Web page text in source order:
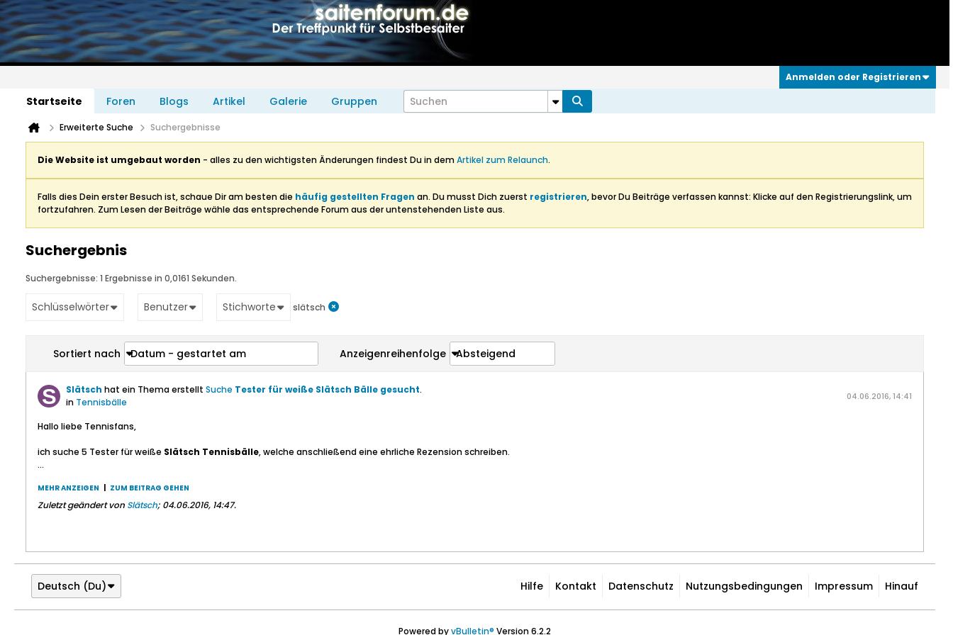
Anmelden oder Registrieren
Startseite Foren Blogs Artikel Galerie Gruppen
Erweiterte Suche Suchergebnisse
Die Website ist umgebaut worden - alles zu den wichtigsten Änderungen findest Du in demArtikel zum Relaunch.
Falls dies Dein erster Besuch ist, schaue Dir am besten die häufig gestellten Fragen an. Du musst Dich zuerst registrieren, bevor Du Beiträge verfassen kannst: Klicke auf den Registrierungslink, um
fortzufahren. Zum Lesen der Beiträge wähle das entsprechende Forum aus der untenstehenden Liste aus.
Suchergebnis
Suchergebnisse: 1 Ergebnisse in 0,0161 Sekunden.
Schlüsselwörter Benutzer Stichworte slätsch
Sortiert nach Datum - gestartet am Anzeigenreihenfolge Absteigend
Slätsch hat ein Thema erstellt Suche Tester für weiße Slätsch Bälle gesucht.
in Tennisbälle 04.06.2016, 14:41
Hallo liebe Tennisfans,
ich suche 5 Tester für weiße Slätsch Tennisbälle, welche anschließend eine ehrliche Rezension schreiben.
...
MEHR ANZEIGEN ZUM BEITRAG GEHEN
Zuletzt geändert von Slätsch; 04.06.2016, 14:47.
Deutsch (Du) Hilfe Kontakt Datenschutz Nutzungsbedingungen Impressum Hinauf
Powered byvBulletin® Version 6.2.2